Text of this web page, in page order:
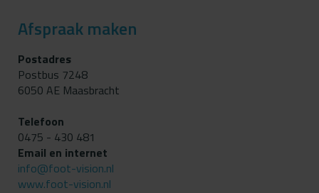
Afspraak maken
Postadres
Postbus 7248
6050 AE Maasbracht
Telefoon
0475 - 430 481
Email en internet
info@foot-vision.nl
www.foot-vision.nl